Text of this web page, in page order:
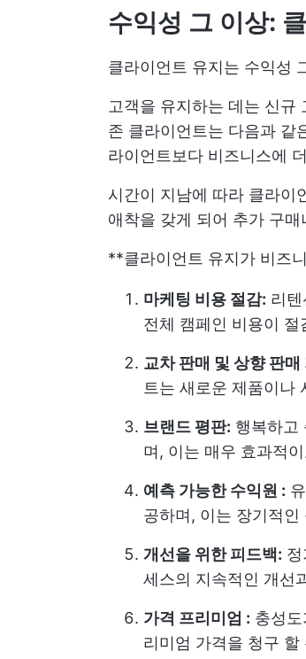
수익성 그 이상:
클라이언트 유지는 수익성
고객을 유지하는 데는 신규
존 클라이언트는 다음과 같
라이언트보다 비즈니스에
시간이 지남에 따라 클라이
애착을 갖게 되어 추가 구
**클라이언트 유지가 비즈
마케팅 비용 절감: 리
전체 캠페인 비용이 절
교차 판매 및 상향 판매
트는 새로운 제품이나
브랜드 평판: 행복하고
며, 이는 매우 효과적
예측 가능한 수익원 :
공하며, 이는 장기적
개선을 위한 피드백: 정
세스의 지속적인 개선
가격 프리미엄 : 충성
리미엄 가격을 청구 할